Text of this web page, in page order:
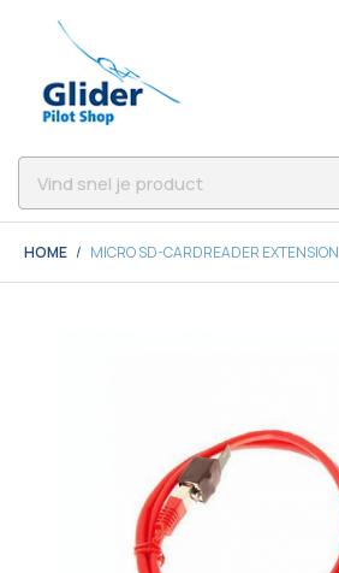
HOME MICRO SD-CARDREADER EXTENSION